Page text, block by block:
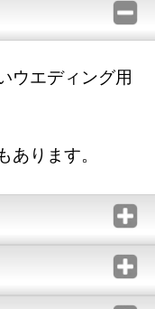
ウエディング用
あります。